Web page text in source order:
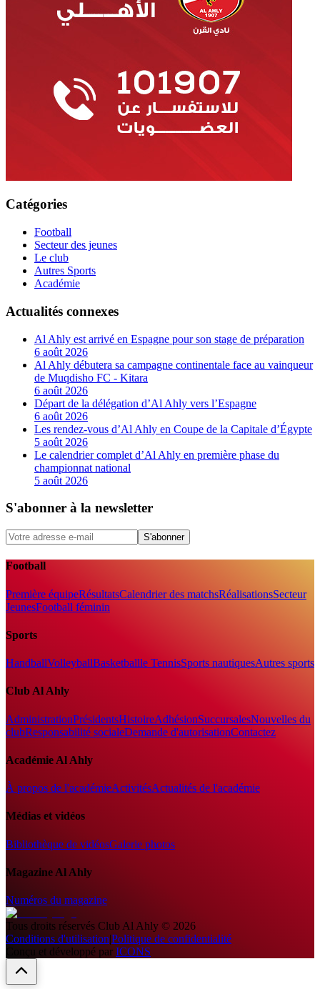
Catégories
Football
Secteur des jeunes
Le club
Autres Sports
Académie
Actualités connexes
Al Ahly est arrivé en Espagne pour son stage de préparation
6 août 2026
Al Ahly débutera sa campagne continentale face au vainqueur
de Muqdisho FC - Kitara
6 août 2026
Départ de la délégation d’Al Ahly vers l’Espagne
6 août 2026
Les rendez-vous d’Al Ahly en Coupe de la Capitale d’Égypte
5 août 2026
Le calendrier complet d’Al Ahly en première phase du
championnat national
5 août 2026
S'abonner à la newsletter
S'abonner
Football
Première équipeRésultatsCalendrier des matchsRéalisationsSecteur
JeunesFootball féminin
Sports
HandballVolleyballBasketballle TennisSports nautiquesAutres sports
Club Al Ahly
AdministrationPrésidentsHistoireAdhésionSuccursalesNouvelles du
clubResponsabilité socialeDemande d'autorisationContactez
Académie Al Ahly
À propos de l'académieActivitésActualités de l'académie
Médias et vidéos
Bibliothèque de vidéosGalerie photos
Magazine Al Ahly
Numéros du magazine
Tous droits réservés Club Al Ahly © 2026
Conditions d'utilisation|Politique de confidentialité
Conçu et développé par ICONS